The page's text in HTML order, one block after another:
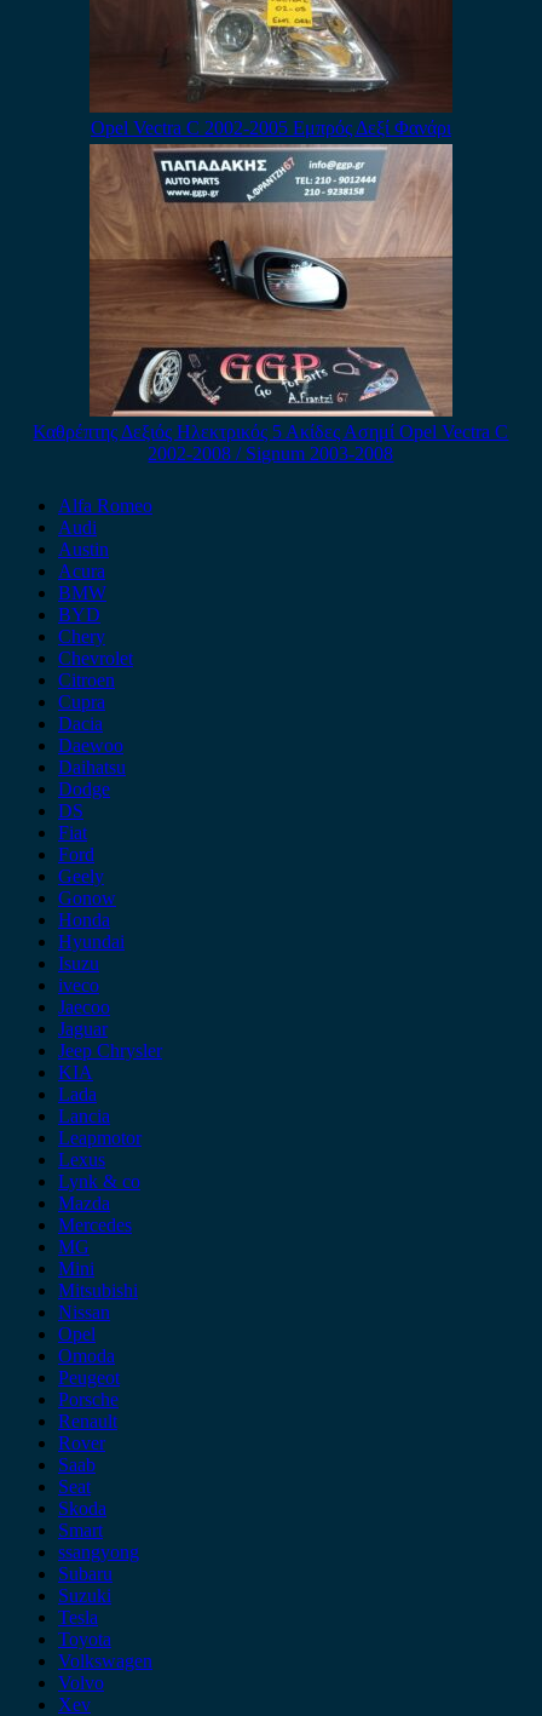
Opel Vectra C 2002-2005 Εμπρός Δεξί Φανάρι
Καθρέπτης Δεξιός Ηλεκτρικός 5 Ακίδες Ασημί Opel Vectra C
2002-2008 / Signum 2003-2008
Alfa Romeo
Audi
Austin
Acura
BMW
BYD
Chery
Chevrolet
Citroen
Cupra
Dacia
Daewoo
Daihatsu
Dodge
DS
Fiat
Ford
Geely
Gonow
Honda
Hyundai
Isuzu
iveco
Jaecoo
Jaguar
Jeep Chrysler
KIA
Lada
Lancia
Leapmotor
Lexus
Lynk & co
Mazda
Mercedes
MG
Mini
Mitsubishi
Nissan
Opel
Omoda
Peugeot
Porsche
Renault
Rover
Saab
Seat
Skoda
Smart
ssangyong
Subaru
Suzuki
Tesla
Toyota
Volkswagen
Volvo
Xev